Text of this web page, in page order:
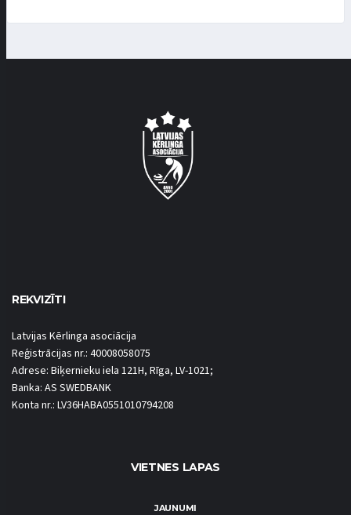
REKVIZĪTI
Latvijas Kērlinga asociācija
Reģistrācijas nr.: 40008058075
Adrese: Biķernieku iela 121H, Rīga, LV-1021;
Banka: AS SWEDBANK
Konta nr.: LV36HABA0551010794208
VIETNES LAPAS
JAUNUMI